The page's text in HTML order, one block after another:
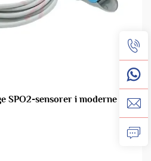
SPO2-sensorer i moderne